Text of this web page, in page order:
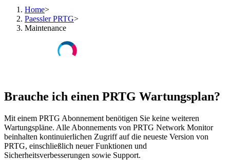
Home>
Paessler PRTG>
Maintenance
Brauche ich einen PRTG Wartungsplan?
Mit einem PRTG Abonnement benötigen Sie keine weiteren
Wartungspläne. Alle Abonnements von PRTG Network Monitor
beinhalten kontinuierlichen Zugriff auf die neueste Version von
PRTG, einschließlich neuer Funktionen und
Sicherheitsverbesserungen sowie Support.